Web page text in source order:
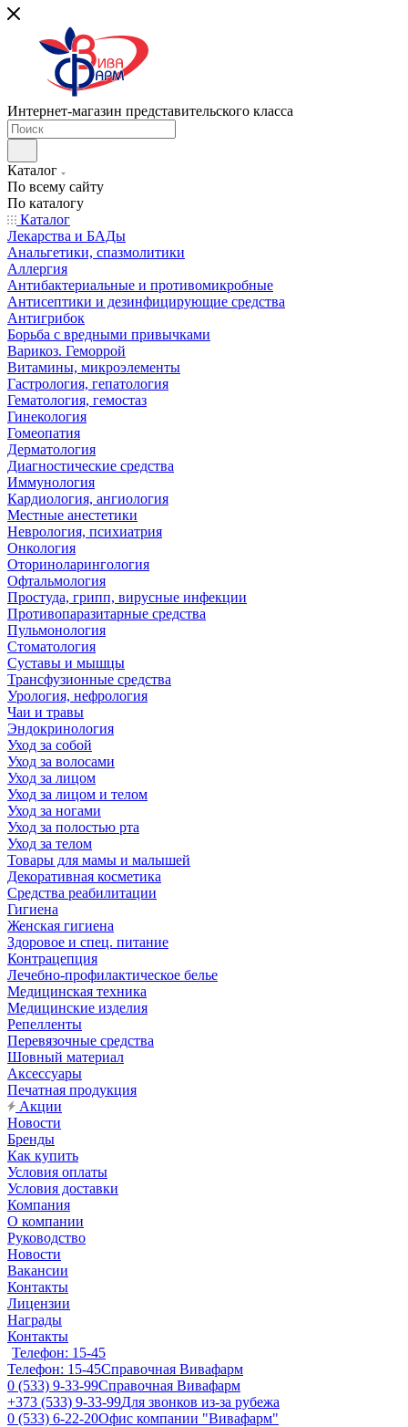
Интернет-магазин представительского класса
Каталог
По всему сайту
По каталогу
Каталог
Лекарства и БАДы
Анальгетики, спазмолитики
Аллергия
Антибактериальные и противомикробные
Антисептики и дезинфицирующие средства
Антигрибок
Борьба с вредными привычками
Варикоз. Геморрой
Витамины, микроэлементы
Гастрология, гепатология
Гематология, гемостаз
Гинекология
Гомеопатия
Дерматология
Диагностические средства
Иммунология
Кардиология, ангиология
Местные анестетики
Неврология, психиатрия
Онкология
Оториноларингология
Офтальмология
Простуда, грипп, вирусные инфекции
Противопаразитарные средства
Пульмонология
Стоматология
Суставы и мышцы
Трансфузионные средства
Урология, нефрология
Чаи и травы
Эндокринология
Уход за собой
Уход за волосами
Уход за лицом
Уход за лицом и телом
Уход за ногами
Уход за полостью рта
Уход за телом
Товары для мамы и малышей
Декоративная косметика
Средства реабилитации
Гигиена
Женская гигиена
Здоровое и спец. питание
Контрацепция
Лечебно-профилактическое белье
Медицинская техника
Медицинские изделия
Репелленты
Перевязочные средства
Шовный материал
Аксессуары
Печатная продукция
Акции
Новости
Бренды
Как купить
Условия оплаты
Условия доставки
Компания
О компании
Руководство
Новости
Вакансии
Контакты
Лицензии
Награды
Контакты
Телефон: 15-45
Телефон: 15-45Справочная Вивафарм
0 (533) 9-33-99Справочная Вивафарм
+373 (533) 9-33-99Для звонков из-за рубежа
0 (533) 6-22-20Офис компании "Вивафарм"